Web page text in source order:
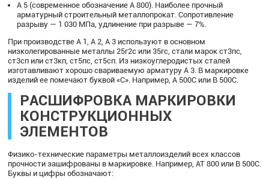
А 5 (современное обозначение А 800). Наиболее прочный
арматурный строительный металлопрокат. Сопротивление
разрыву — 1 030 МПа, удлинение при разрыве — 7%.
При производстве А 1, А 2, А 3 используют в основном
низколегированные металлы 25г2с или 35гс, стали марок ст3пс,
ст3сп или ст3кп, ст5пс, ст5сп. Из низкоуглеродистых сталей
изготавливают хорошо свариваемую арматуру А 3. В маркировке
изделий ее помечают буквой «С». Например, А 500С или В 500С.
РАСШИФРОВКА МАРКИРОВКИ
КОНСТРУКЦИОННЫХ
ЭЛЕМЕНТОВ
Физико-технические параметры металлоизделий всех классов
прочности зашифрованы в маркировке. Например, АТ 800 или В 500C.
Буквы и цифры обозначают: